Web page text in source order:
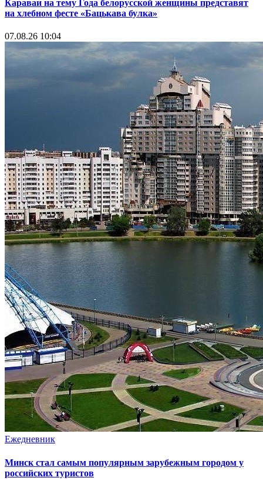
Караваи на тему Года белорусской женщины представят
на хлебном фесте «Бацькава булка»
07.08.26 10:04
Ежедневник
Минск стал самым популярным зарубежным городом у
российских туристов